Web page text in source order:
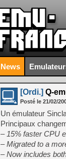
News
[Ordi.] Q-
Posté le 21/02/
Un émulateur
Principaux
– 15% faster CPU
– Migrated to a
– Now includes